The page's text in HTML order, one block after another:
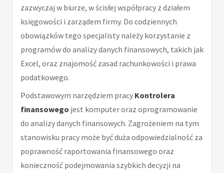
zazwyczaj w biurze, w ścisłej współpracy z działem
księgowości i zarządem firmy. Do codziennych
obowiązków tego specjalisty należy korzystanie z
programów do analizy danych finansowych, takich jak
Excel, oraz znajomość zasad rachunkowości i prawa
podatkowego.
Podstawowym narzędziem pracy Kontrolera
finansowego jest komputer oraz oprogramowanie
do analizy danych finansowych. Zagrożeniem na tym
stanowisku pracy może być duża odpowiedzialność za
poprawność raportowania finansowego oraz
konieczność podejmowania szybkich decyzji na